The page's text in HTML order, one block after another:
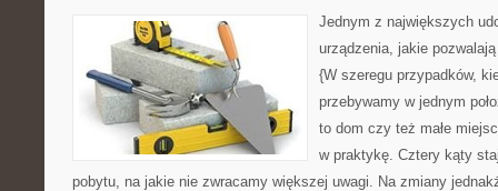
Jednym z największych
urządzenia, jakie
{W szeregu przypadków,
przebywamy w jednym
to dom czy też małe
w praktykę. Cztery kąty
pobytu, na jakie nie zwracamy większej uwagi. Na zmiany